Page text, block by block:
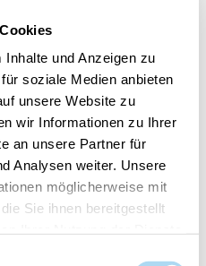
und Anzeigen zu
soziale Medien anbieten
unsere Website zu
wir Informationen zu Ihrer
an unsere Partner für
Analysen weiter. Unsere
möglicherweise mit
Sie ihnen bereitgestellt
Balance & Harmony
Medium Tumbler
CHF 24.90